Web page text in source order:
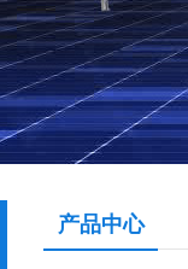
产品中心